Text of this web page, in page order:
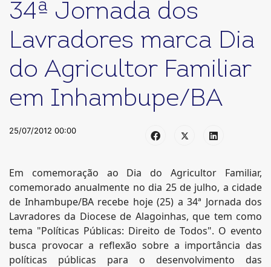
34ª Jornada dos
Lavradores marca Dia
do Agricultor Familiar
em Inhambupe/BA
25/07/2012 00:00
Em comemoração ao Dia do Agricultor Familiar,
comemorado anualmente no dia 25 de julho, a cidade
de Inhambupe/BA recebe hoje (25) a 34ª Jornada dos
Lavradores da Diocese de Alagoinhas, que tem como
tema "Políticas Públicas: Direito de Todos". O evento
busca provocar a reflexão sobre a importância das
políticas públicas para o desenvolvimento das